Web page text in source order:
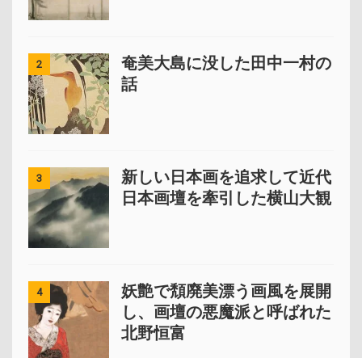
2
奄美大島に没した田中一村の
話
3
新しい日本画を追求して近代
日本画壇を牽引した横山大観
4
妖艶で頽廃美漂う画風を展開
し、画壇の悪魔派と呼ばれた
北野恒富